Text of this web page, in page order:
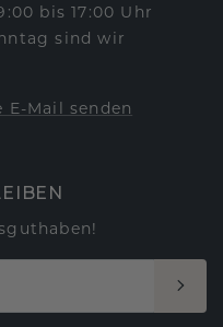
bis 17:00 Uhr
sind wir
E-Mail senden